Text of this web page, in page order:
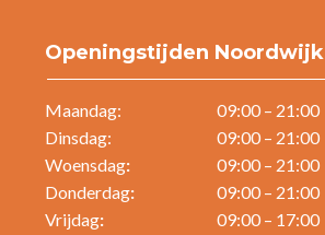
Openingstijden Noordwijk
Maandag:
09:00 – 21:00
Dinsdag:
09:00 – 21:00
Woensdag:
09:00 – 21:00
Donderdag:
09:00 – 21:00
Vrijdag:
09:00 – 17:00